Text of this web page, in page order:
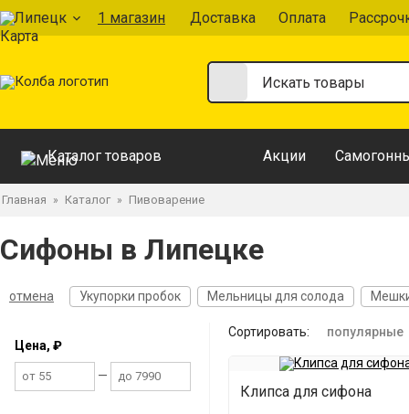
Липецк 1 магазин Доставка Оплата
Каталог товаров Акции
Главная » Каталог » Пивоварение
Сифоны в Липецке
отмена Укупорки пробок Мельницы для солода
Цена, ₽
—
Сортировать: популярные
Клипса для сифона